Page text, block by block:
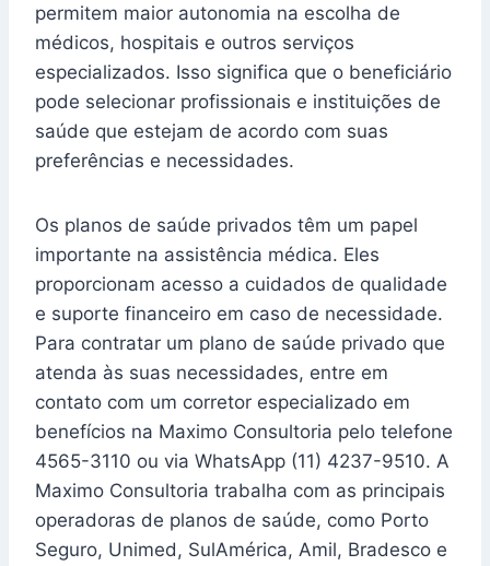
permitem maior autonomia na escolha de
médicos, hospitais e outros serviços
especializados. Isso significa que o beneficiário
pode selecionar profissionais e instituições de
saúde que estejam de acordo com suas
preferências e necessidades.
Os planos de saúde privados têm um papel
importante na assistência médica. Eles
proporcionam acesso a cuidados de qualidade
e suporte financeiro em caso de necessidade.
Para contratar um plano de saúde privado que
atenda às suas necessidades, entre em
contato com um corretor especializado em
benefícios na Maximo Consultoria pelo telefone
4565-3110 ou via WhatsApp (11) 4237-9510. A
Maximo Consultoria trabalha com as principais
operadoras de planos de saúde, como Porto
Seguro, Unimed, SulAmérica, Amil, Bradesco e